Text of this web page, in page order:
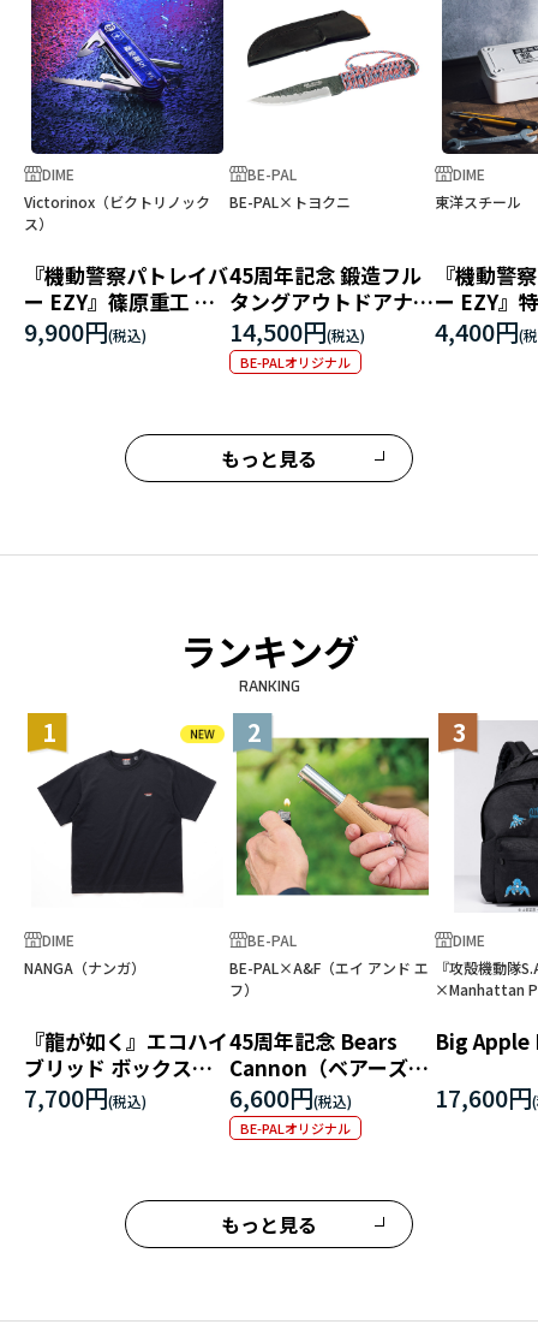
DIME
Victorinox（ビクトリノック
ス）
『機動警察パトレイバ
ー EZY』篠原重工 フ
ィールドマスター
9,900円
BE-PAL
BE-PAL×トヨクニ
45周年記念 鍛造フル
タングアウトドアナイ
フ「独遊」
14,500円
BE-PALオリジナル
DIME
東洋スチール
『機動警
ー EZY』
課 トラン
T-190
4,400円
もっと見る
ランキング
RANKING
1
DIME
NANGA（ナンガ）
『龍が如く』エコハイ
ブリッド ボックスロ
ゴ エンブロイダリーT
シャツ
7,700円
2
BE-PAL
BE-PAL×A&F（エイ アンド エ
フ）
45周年記念 Bears
Cannon（ベアーズキ
ャノン）
6,600円
BE-PALオリジナル
3
DIME
『攻殻機動隊
×Manhattan
Big
17,600円
もっと見る